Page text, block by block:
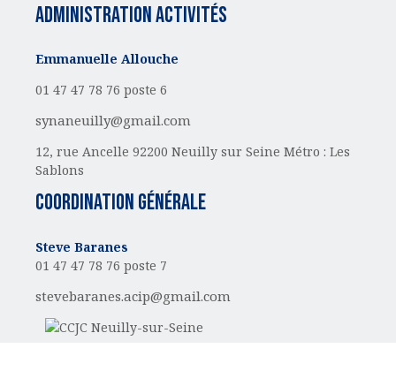
administration activités
Emmanuelle Allouche
01 47 47 78 76 poste 6
synaneuilly@gmail.com
12, rue Ancelle 92200 Neuilly sur Seine Métro : Les
Sablons
Coordination générale
Steve Baranes
01 47 47 78 76 poste 7
stevebaranes.acip@gmail.com